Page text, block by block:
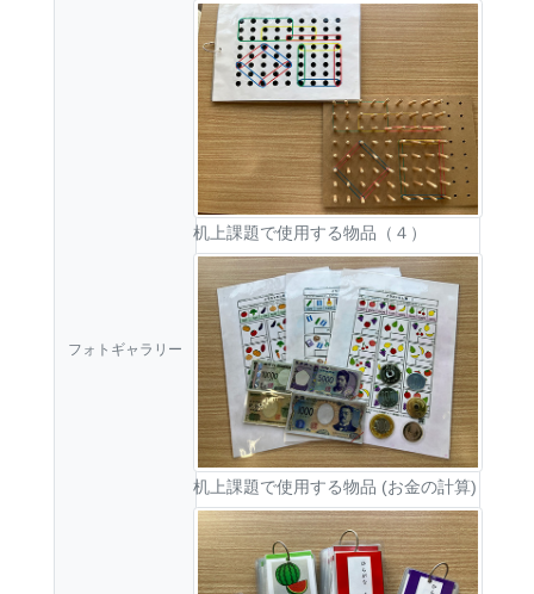
フォトギャラリー
机上課題で使用する物品（４）
机上課題で使用する物品 (お金の計算)